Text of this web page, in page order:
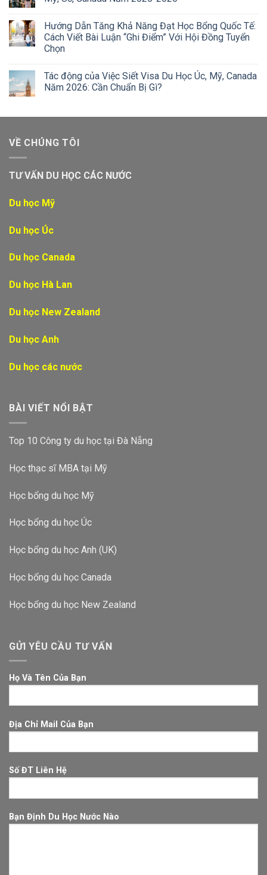
Hướng Dẫn Tăng Khả Năng Đạt Học Bổng Quốc Tế:
Cách Viết Bài Luận “Ghi Điểm” Với Hội Đồng Tuyển
Chọn
Tác động của Việc Siết Visa Du Học Úc, Mỹ, Canada
Năm 2026: Cần Chuẩn Bị Gì?
VỀ CHÚNG TÔI
TƯ VẤN DU HỌC CÁC NƯỚC
Du học Mỹ
Du học Úc
Du học Canada
Du học Hà Lan
Du học New Zealand
Du học Anh
Du học các nước
BÀI VIẾT NỔI BẬT
Top 10 Công ty du học tại Đà Nẵng
Học thạc sĩ MBA tại Mỹ
Học bổng du học Mỹ
Học bổng du học Úc
Học bổng du học Anh (UK)
Học bổng du học Canada
Học bổng du học New Zealand
GỬI YÊU CẦU TƯ VẤN
Họ Và Tên Của Bạn
Địa Chỉ Mail Của Bạn
Số ĐT Liên Hệ
Bạn Định Du Học Nước Nào